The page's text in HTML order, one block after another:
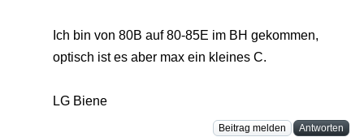
Ich bin von 80B auf 80-85E im BH gekommen,
optisch ist es aber max ein kleines C.
LG Biene
Beitrag melden Antworten